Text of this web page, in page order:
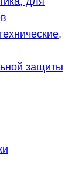
защиты